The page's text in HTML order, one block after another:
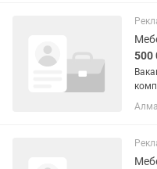
500
опытом